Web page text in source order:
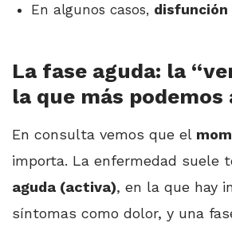
En algunos casos,
La fase aguda: la
la que más podemos
En consulta vemos que el
importa. La enfermedad suele
aguda (activa), en la que hay
síntomas como dolor, y una